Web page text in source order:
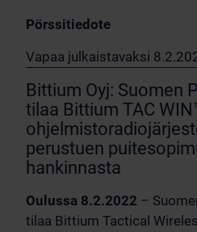
Pörssitiedote
Vapaa julkaistavaksi
Bittium Oyj: Suomen
tilaa Bittium TAC
perustuen
hankinnasta
Oulussa 8.2.2022 –
tilaa Bittium Tactical